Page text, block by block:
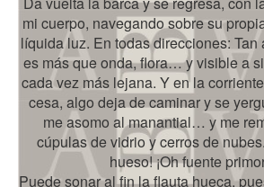
mi cuerpo, navegando sobre su
líquida luz. En todas direcciones: Tan
es más que onda, flora… y visible a
cada vez más lejana. Y en la
cesa, algo deja de caminar y se
me asomo al manantial… y me
cúpulas de vidrio y cerros de
hueso! ¡Oh fuente
Puede sonar al fin la flauta hueca,